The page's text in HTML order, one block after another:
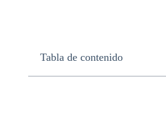
Tabla de contenido